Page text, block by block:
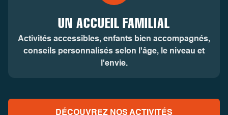
UN ACCUEIL FAMILIAL
Activités accessibles, enfants bien accompagnés,
conseils personnalisés selon l'âge, le niveau et
l'envie.
DÉCOUVREZ NOS ACTIVITÉS